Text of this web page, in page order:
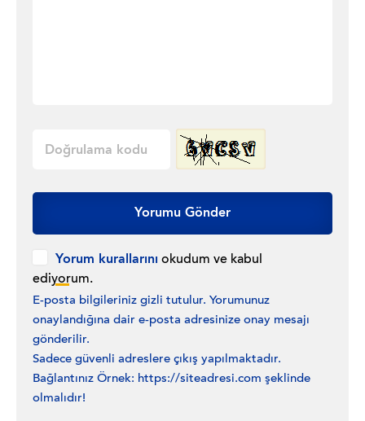
Yorumu Gönder
Yorum kurallarını okudum ve kabul
ediyorum.
E-posta bilgileriniz gizli tutulur. Yorumunuz
onaylandığına dair e-posta adresinize onay mesajı
gönderilir.
Sadece güvenli adreslere çıkış yapılmaktadır.
Bağlantınız Örnek: https://siteadresi.com şeklinde
olmalıdır!